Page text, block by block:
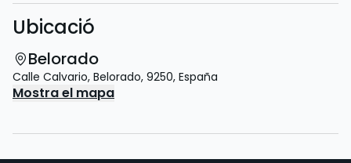
Ubicació
Belorado
Calle Calvario, Belorado, 9250, España
Mostra el mapa